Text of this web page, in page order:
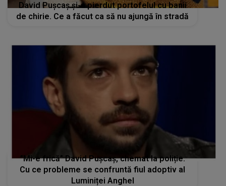
David Pușcaș și-a pierdut portofelul cu banii
de chirie. Ce a făcut ca să nu ajungă în stradă
”Mi-e frică” David Pușcaș, chemat la poliție.
Cu ce probleme se confruntă fiul adoptiv al
Luminiței Anghel